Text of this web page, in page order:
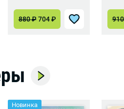
880₽ 704₽
Новинка